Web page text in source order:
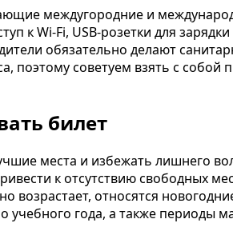
междугородние и
к Wi-Fi, USB-розетки для
обязательно делают
поэтому советуем взять с
билет
места и избежать лишнего
к отсутствию свободных
возрастает, относятся
учебного года, а также